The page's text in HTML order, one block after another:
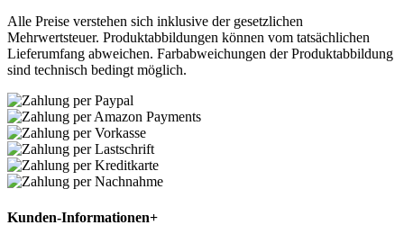
Alle Preise verstehen sich inklusive der gesetzlichen
Mehrwertsteuer. Produktabbildungen können vom tatsächlichen
Lieferumfang abweichen. Farbabweichungen der Produktabbildung
sind technisch bedingt möglich.
Kunden-Informationen+